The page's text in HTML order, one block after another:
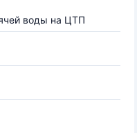
воды на ЦТП